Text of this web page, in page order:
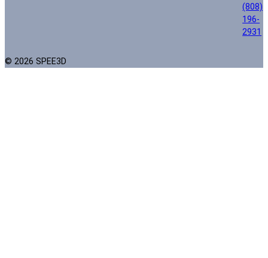
(808)
196-
2931
© 2026 SPEE3D